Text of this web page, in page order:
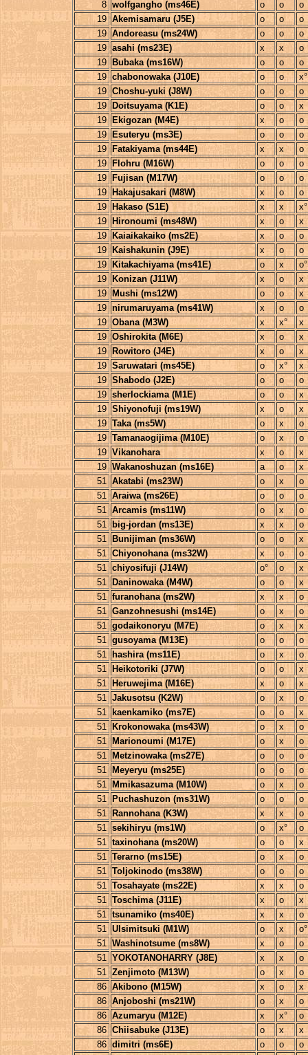
8 wolfgangho (ms46E) o o
o
19 Akemisamaru (J5E) o o
o
19 Andoreasu (ms24W) o o
o
19 asahi (ms23E) x x
o
19
Bubaka (ms16W) o o
o
19 chabonowaka (J10E) o o
x°
19 Choshu-yuki (J8W) o o
o
19
Doitsuyama (K1E) o o
x
19
Ekigozan (M4E) x o
o
19
Esuteryu (ms3E) o o
o
19
Fatakiyama (ms44E) x x
o
19
Flohru (M16W) o o
o
19
Fujisan (M17W) o o
o
19
Hakajusakari (M8W) x o
o
19
Hakaso (S1E) x x
x°
19
Hironoumi (ms48W) x o
x
19
Kaiaikakaiko (ms2E) x o
o
19
Kaishakunin (J9E) x o
o
19
Kitakachiyama (ms41E) o x
o°
19
Konizan (J11W) x o
x
19 Mushi (ms12W) o o
x
19 nirumaruyama (ms41W) x o
o
19 Obana (M3W) x x°
x
19 Oshirokita (M6E) x o
x
19
Rowitoro (J4E) x o
x
19 Saruwatari (ms45E) o x°
x
19 Shabodo (J2E) o o
o
19 sherlockiama (M1E) o o
x
19 Shiyonofuji (ms19W) x o
x
19 Taka (ms5W) o x
o
19 Tamanaogijima (M10E) o x
o
19 Vikanohara x o
x
19 Wakanoshuzan (ms16E) a o
x
51 Akatabi (ms23W) o x
o
51 Araiwa (ms26E) o o
o
51 Arcamis (ms11W) o x
o
51 big-jordan (ms13E) x x
o
51
Bunijiman (ms36W) o o
x
51 Chiyonohana (ms32W) x o
o
51 chiyosifuji (J14W) o° o
x
51
Daninowaka (M4W) o o
x
51 furanohana (ms2W) x x
o
51 Ganzohnesushi (ms14E) o x
o
51 godaikonoryu (M7E) o x
x
51 gusoyama (M13E) o o
o
51
hashira (ms11E) o x
o
51
Heikotoriki (J7W) o o
x
51
Heruwejima (M16E) x o
x
51 Jakusotsu (K2W) o x
o
51
kaenkamiko (ms7E) o o
x
51
Krokonowaka (ms43W) o x
o
51
Marionoumi (M17E) o x
o
51
Metzinowaka (ms27E) o o
o
51 Meyeryu (ms25E) o o
o
51
Mmikasazuma (M10W) o x
o
51
Puchashuzon (ms31W) o o
o
51
Rannohana (K3W) x x
o
51 sekihiryu (ms1W) o x°
o
51 taxinohana (ms20W) o o
x
51 Terarno (ms15E) o x
o
51 Toljokinodo (ms38W) o o
o
51 Tosahayate (ms22E) x x
o
51 Toschima (J11E) x o
x
51 tsunamiko (ms40E) x x
o
51 Ulsimitsuki (M1W) o x
o°
51 Washinotsume (ms8W) x o
o
51 YOKOTANOHARRY (J8E) x x
o
51 Zenjimoto (M13W) o x
o
86 Akibono (M15W) x o
x
86 Anjoboshi (ms21W) o x
o
86 Azumaryu (M12E) x x°
o
86 Chiisabuke (J13E) o x
x
86 dimitri (ms6E) o o
o